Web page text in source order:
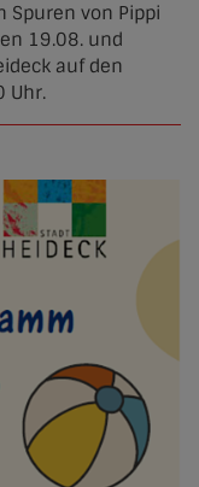
Spuren von Pippi
19.08. und
auf den
Uhr.